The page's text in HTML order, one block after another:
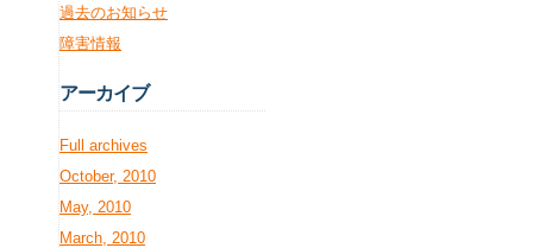
過去のお知らせ
障害情報
アーカイブ
Full archives
October, 2010
May, 2010
March, 2010